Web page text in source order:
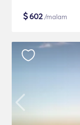
$602/malam